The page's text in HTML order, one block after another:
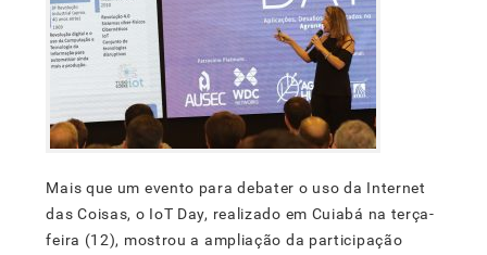
Mais que um evento para debater o uso da Internet
das Coisas, o IoT Day, realizado em Cuiabá na terça-
feira (12), mostrou a ampliação da participação